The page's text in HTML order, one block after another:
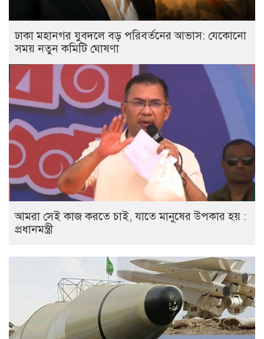
ঢাকা মহানগর যুবদলে বড় পরিবর্তনের আভাস: যেকোনো
সময় নতুন কমিটি ঘোষণা
আমরা সেই কাজ করতে চাই, যাতে মানুষের উপকার হয় :
প্রধানমন্ত্রী